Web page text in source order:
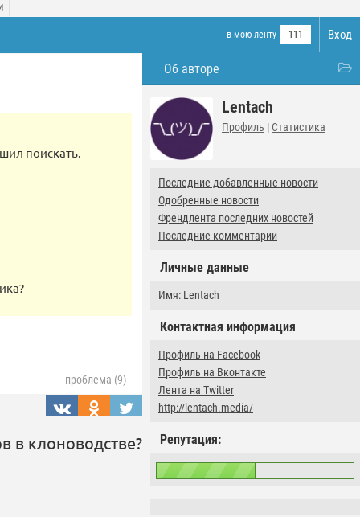
Вход
в мою ленту 111
Об авторе
Lentach
Профиль | Статистика
Последние добавленные новости
Одобренные новости
Френдлента последних новостей
Последние комментарии
Личные данные
Имя: Lentach
Контактная информация
Профиль на Facebook
Профиль на Вконтакте
Лента на Twitter
http://lentach.media/
Репутация:
поискать.
проблема (9)
в клоноводстве?